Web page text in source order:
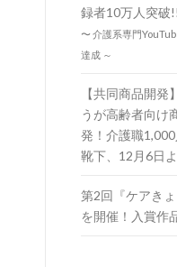
録者10万人突破!!
〜 介護系専門
達成 ～
【共同商品開発
うが高齢者向け
発！介護職
靴下、12月6日
第2回『ケアきょ
を開催！入賞作